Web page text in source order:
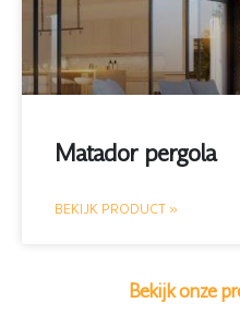
Matador pergola
BEKIJK PRODUCT »
Bekijk onze